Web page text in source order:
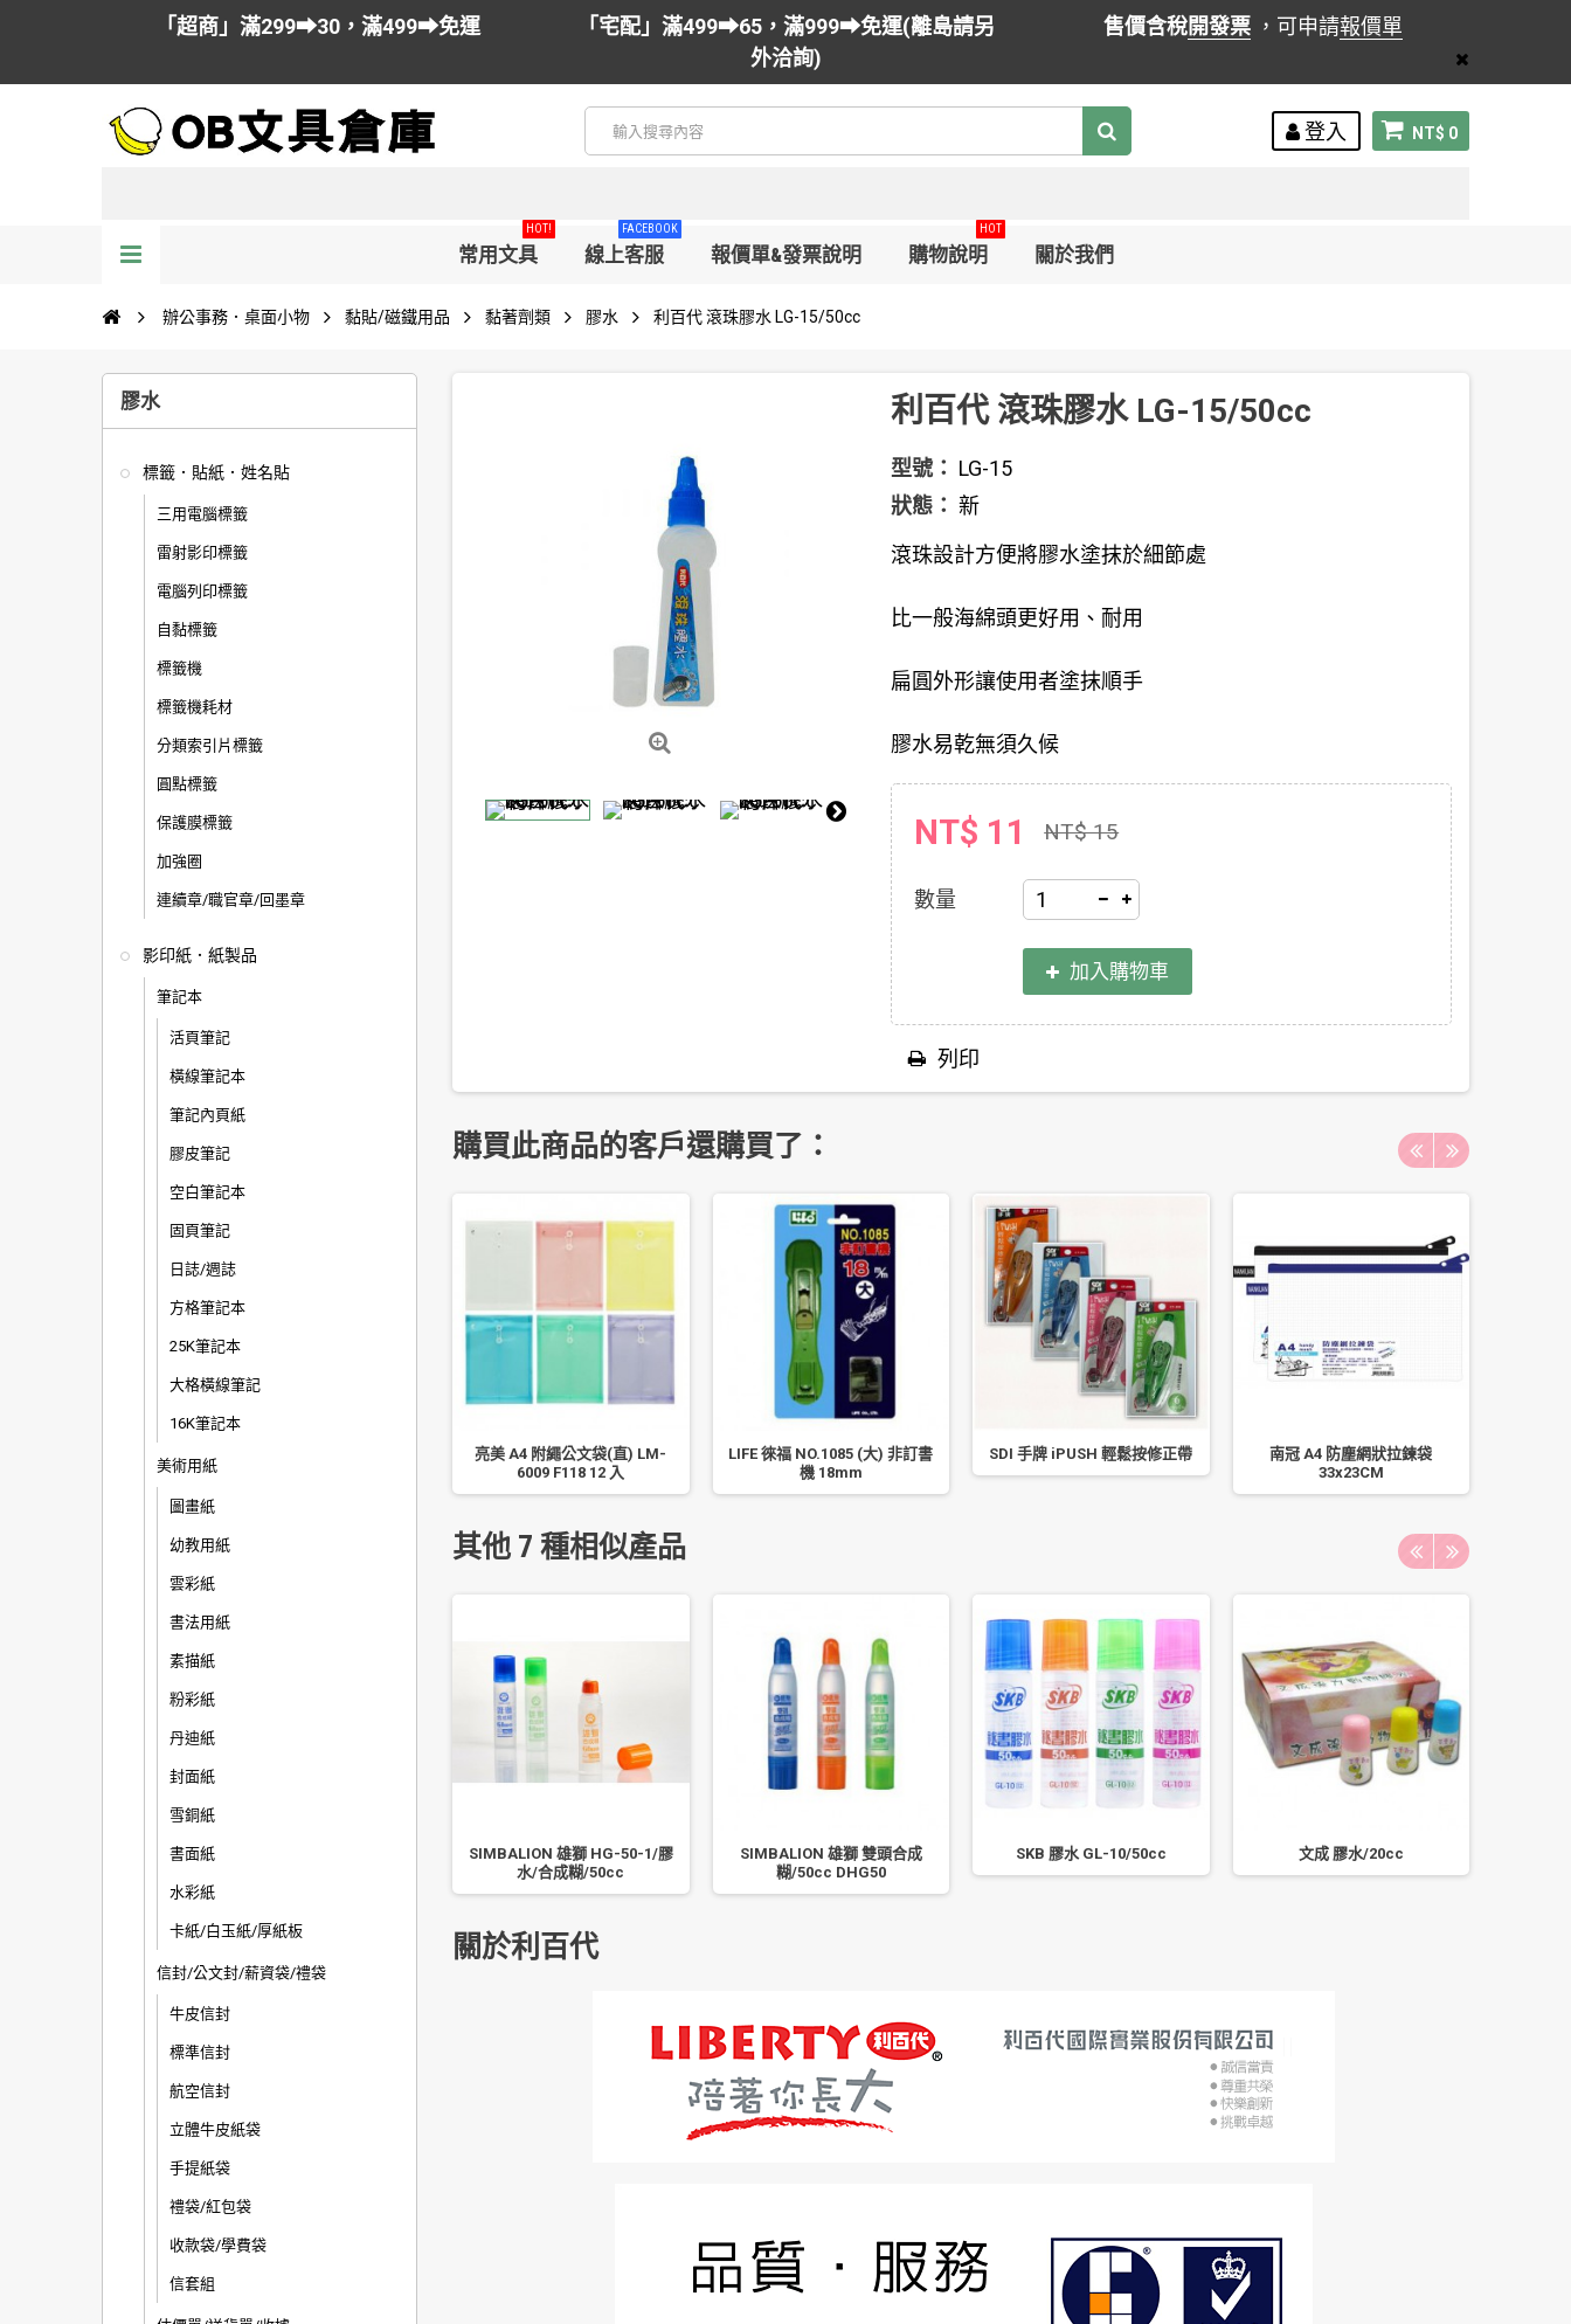
「超商」滿299➡30，滿499➡免運
「宅配」滿499➡65，滿999➡免運(離島請另
外洽詢)
售價含稅開發票 ，可申請報價單
NT$ 0
登入
常用文具
HOT!
線上客服
FACEBOOK
報價單&發票說明 購物說明
HOT
關於我們
辦公事務．桌面小物 黏貼/磁鐵用品 黏著劑類 膠水 利百代 滾珠膠水 LG-15/50cc
膠水
標籤．貼紙．姓名貼
三用電腦標籤
雷射影印標籤
電腦列印標籤
自黏標籤
標籤機
標籤機耗材
分類索引片標籤
圓點標籤
保護膜標籤
加強圈
連續章/職官章/回墨章
影印紙．紙製品
筆記本
活頁筆記
橫線筆記本
筆記內頁紙
膠皮筆記
空白筆記本
固頁筆記
日誌/週誌
方格筆記本
25K筆記本
大格橫線筆記
16K筆記本
美術用紙
圖畫紙
幼教用紙
雲彩紙
書法用紙
素描紙
粉彩紙
丹迪紙
封面紙
雪銅紙
書面紙
水彩紙
卡紙/白玉紙/厚紙板
信封/公文封/薪資袋/禮袋
牛皮信封
標準信封
航空信封
立體牛皮紙袋
手提紙袋
禮袋/紅包袋
收款袋/學費袋
信套組
利百代 滾珠膠水 LG-15/50cc
型號： LG-15
狀態： 新
滾珠設計方便將膠水塗抹於細節處
比一般海綿頭更好用、耐用
扁圓外形讓使用者塗抹順手
膠水易乾無須久候
NT$ 11 NT$ 15
數量
加入購物車
列印
購買此商品的客戶還購買了：
(75mm x 75mm, 100 張/本)
亮美 A4 附繩公文袋(直) LM-
6009 F118 12 入
LIFE 徠福 NO.1085 (大) 非訂書
機 18mm
SDI 手牌 iPUSH 輕鬆按修正帶
南冠 A4 防塵網狀拉鍊袋
33x23CM
其他 7 種相似產品
雄獅膠水 HG-5010 新包裝 馬卡
SIMBALION 雄獅 HG-50-1/膠
水/合成糊/50cc
SIMBALION 雄獅 雙頭合成
糊/50cc DHG50
SKB 膠水 GL-10/50cc 文成 膠水/20cc
關於利百代